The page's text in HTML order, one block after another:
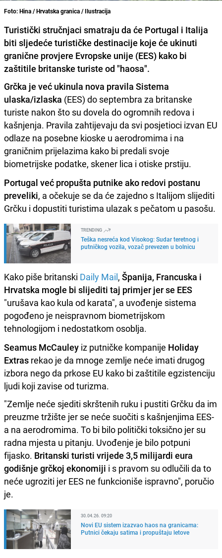
Foto: Hina / Hrvatska granica / Ilustracija
Turistički stručnjaci smatraju da će Portugal i Italija
biti sljedeće turističke destinacije koje će ukinuti
granične provjere Evropske unije (EES) kako bi
zaštitile britanske turiste od "haosa".
Grčka je već ukinula nova pravila Sistema
ulaska/izlaska (EES) do septembra za britanske
turiste nakon što su dovela do ogromnih redova i
kašnjenja. Pravila zahtijevaju da svi posjetioci izvan EU
odlaze na posebne kioske u aerodromima i na
graničnim prijelazima kako bi predali svoje
biometrijske podatke, skener lica i otiske prstiju.
Portugal već propušta putnike ako redovi postanu
preveliki, a očekuje se da će zajedno s Italijom slijediti
Grčku i dopustiti turistima ulazak s pečatom u pasošu.
TRENDING
Teška nesreća kod Visokog: Sudar teretnog i
putničkog vozila, vozač prevezen u bolnicu
Kako piše britanski Daily Mail, Španija, Francuska i
Hrvatska mogle bi slijediti taj primjer jer se EES
"urušava kao kula od karata", a uvođenje sistema
pogođeno je neispravnom biometrijskom
tehnologijom i nedostatkom osoblja.
Seamus McCauley iz putničke kompanije Holiday
Extras rekao je da mnoge zemlje neće imati drugog
izbora nego da prkose EU kako bi zaštitile egzistenciju
ljudi koji zavise od turizma.
"Zemlje neće sjediti skrštenih ruku i pustiti Grčku da im
preuzme tržište jer se neće suočiti s kašnjenjima EES-
a na aerodromima. To bi bilo politički toksično jer su
radna mjesta u pitanju. Uvođenje je bilo potpuni
fijasko. Britanski turisti vrijede 3,5 milijardi eura
godišnje grčkoj ekonomiji i s pravom su odlučili da to
neće ugroziti jer EES ne funkcioniše ispravno", poručio
je.
30.04.26. 09:20
Novi EU sistem izazvao haos na granicama:
Putnici čekaju satima i propuštaju letove